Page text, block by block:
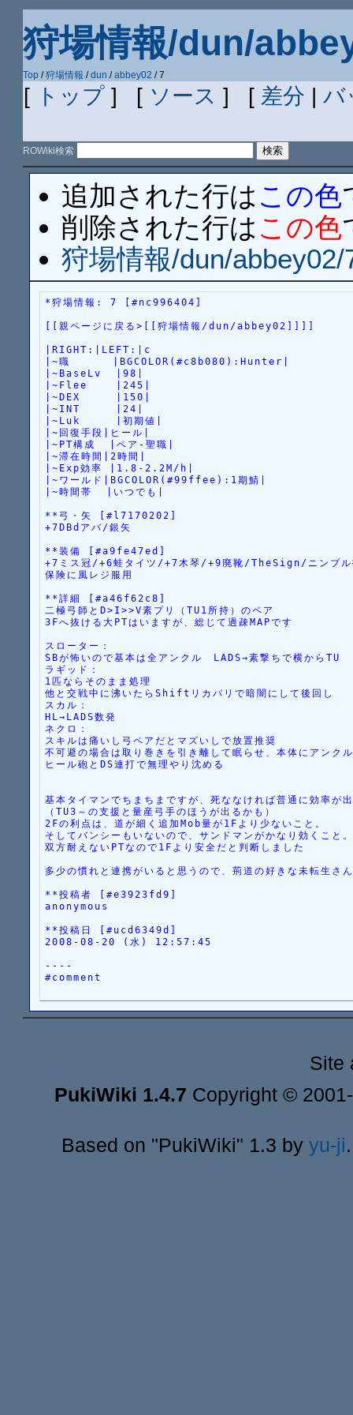
狩場情報/dun/
Top /狩場情報 /dun /abbey02 / 7
[ トップ] [ ソース ] [ 差分 | バ
ROWiki検索
追加された行は この色
削除された行は この色
狩場情報/dun/abbey02/
*狩場情報: 7 [#nc996404]
[[親ページに戻る>[[狩場情報/dun/abbey02]]]]
|RIGHT:|LEFT:|c
|~職      |BGCOLOR(#c8b080):Hunter|
|~BaseLv  |98|
|~Flee    |245|
|~DEX     |150|
|~INT     |24|
|~Luk     |初期値|
|~回復手段|ヒール|
|~PT構成  |ペア-聖職|
|~滞在時間|2時間|
|~Exp効率 |1.8-2.2M/h|
|~ワールド|BGCOLOR(#99ffee):1期鯖|
|~時間帯  |いつでも|
**弓・矢 [#l7170202]
+7DBdアバ/銀矢
**装備 [#a9fe47ed]
+7ミス冠/+6蛙タイツ/+7木琴/+9廃靴/TheSign/ニンブル
保険に風レジ服用
**詳細 [#a46f62c8]
二極弓師とD>I>>V素プリ（TU1所持）のペア
3Fへ抜ける大PTはいますが、総じて過疎MAPです
スローター：
SBが怖いので基本は全アンクル　LADS→素撃ちで横からTU
ラギッド：
1匹ならそのまま処理
他と交戦中に沸いたらShiftリカバリで暗闇にして後回し
スカル：
HL→LADS数発
ネクロ：
スキルは痛いし弓ペアだとマズいしで放置推奨
不可避の場合は取り巻きを引き離して眠らせ、本体にアンクル
ヒール砲とDS連打で無理やり沈める
基本タイマンでちまちまですが、死ななければ普通に効率が
（TU3～の支援と量産弓手のほうが出るかも）
2Fの利点は、道が細く追加Mob量が1Fより少ないこと。
そしてバンシーもいないので、サンドマンがかなり効くこと。
双方耐えないPTなので1Fより安全だと判断しました
多少の慣れと連携がいると思うので、荊道の好きな未転生さ
**投稿者 [#e3923fd9]
anonymous
**投稿日 [#ucd6349d]
2008-08-20 (水) 12:57:45
----
#comment
Site
PukiWiki 1.4.7 Copyright ©
Based on "PukiWiki" 1.3 by yu-ji